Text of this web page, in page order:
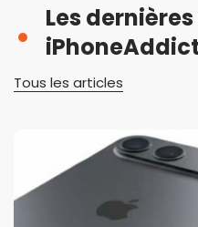
Les
Tous les articles